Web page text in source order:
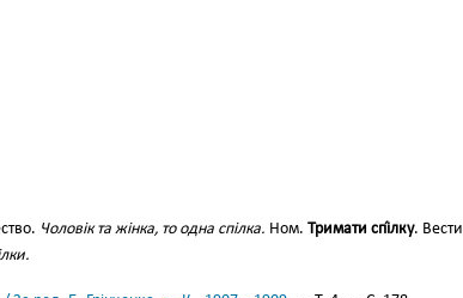
Чоловік та жінка, то одна спілка. Ном. Тримати спі́лку. Вести